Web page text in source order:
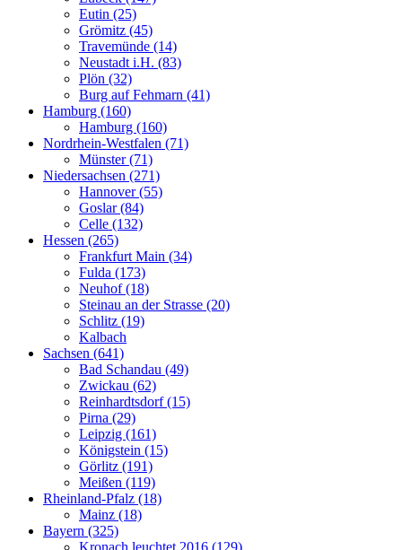
Eutin (25)
Grömitz (45)
Travemünde (14)
Neustadt i.H. (83)
Plön (32)
Burg auf Fehmarn (41)
Hamburg (160)
Hamburg (160)
Nordrhein-Westfalen (71)
Münster (71)
Niedersachsen (271)
Hannover (55)
Goslar (84)
Celle (132)
Hessen (265)
Frankfurt Main (34)
Fulda (173)
Neuhof (18)
Steinau an der Strasse (20)
Schlitz (19)
Kalbach
Sachsen (641)
Bad Schandau (49)
Zwickau (62)
Reinhardtsdorf (15)
Pirna (29)
Leipzig (161)
Königstein (15)
Görlitz (191)
Meißen (119)
Rheinland-Pfalz (18)
Mainz (18)
Bayern (325)
Kronach leuchtet 2016 (129)